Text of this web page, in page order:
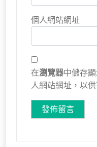
個人網站網址
在瀏覽器中儲存
人網站網址，以